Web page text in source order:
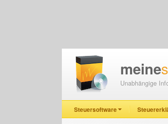
meine
Unabhängige
Steuersoftware